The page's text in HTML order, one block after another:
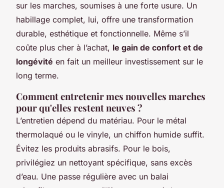
sur les marches, soumises à une forte usure. Un
habillage complet, lui, offre une transformation
durable, esthétique et fonctionnelle. Même s’il
coûte plus cher à l’achat, le gain de confort et de
longévité en fait un meilleur investissement sur le
long terme.
Comment entretenir mes nouvelles marches
pour qu'elles restent neuves ?
L’entretien dépend du matériau. Pour le métal
thermolaqué ou le vinyle, un chiffon humide suffit.
Évitez les produits abrasifs. Pour le bois,
privilégiez un nettoyant spécifique, sans excès
d’eau. Une passe régulière avec un balai